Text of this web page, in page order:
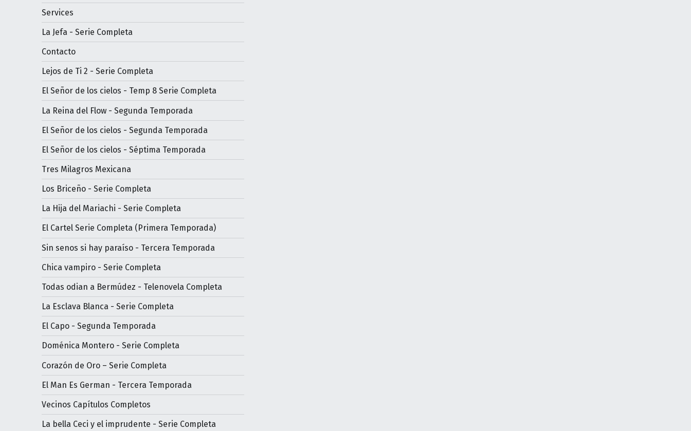
Services
La Jefa - Serie Completa
Contacto
Lejos de Ti 2 - Serie Completa
El Señor de los cielos - Temp 8 Serie Completa
La Reina del Flow - Segunda Temporada
El Señor de los cielos - Segunda Temporada
El Señor de los cielos - Séptima Temporada
Tres Milagros Mexicana
Los Briceño - Serie Completa
La Hija del Mariachi - Serie Completa
El Cartel Serie Completa (Primera Temporada)
Sin senos si hay paraíso - Tercera Temporada
Chica vampiro - Serie Completa
Todas odian a Bermúdez - Telenovela Completa
La Esclava Blanca - Serie Completa
El Capo - Segunda Temporada
Doménica Montero - Serie Completa
Corazón de Oro – Serie Completa
El Man Es German - Tercera Temporada
Vecinos Capítulos Completos
La bella Ceci y el imprudente - Serie Completa